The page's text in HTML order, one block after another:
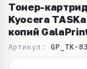
Тонер-
Kyocera
копий
Артикул: GP_TK-